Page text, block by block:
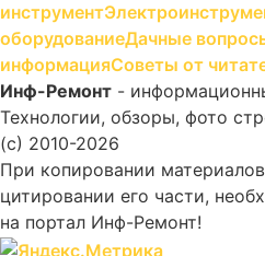
инструмент
оборудованиеДачные
информацияСоветы от
Инф-Ремонт -
Технологии, обзоры, фото
(c) 2010-2026
При копировании
цитировании его части,
на портал Инф-Ремонт!